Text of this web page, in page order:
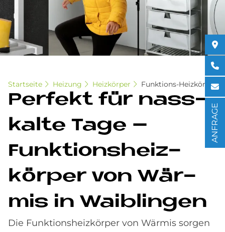
Startseite Heizung Heizkörper Funktions-Heizkörper
Per­fe­kt für nass­
kal­te Tage –
Funk­ti­ons­heiz­
kör­per von Wär­
mis in Waib­lin­gen
Die Funktionsheizkörper von Wärmis sorgen
ANFRAGE